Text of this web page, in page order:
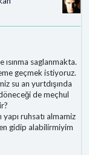
saglanmakta.
geçmek istiyoruz.
su an yurtdışında
de meçhul
ruhsatı almamiz
gidip alabilirmiyim